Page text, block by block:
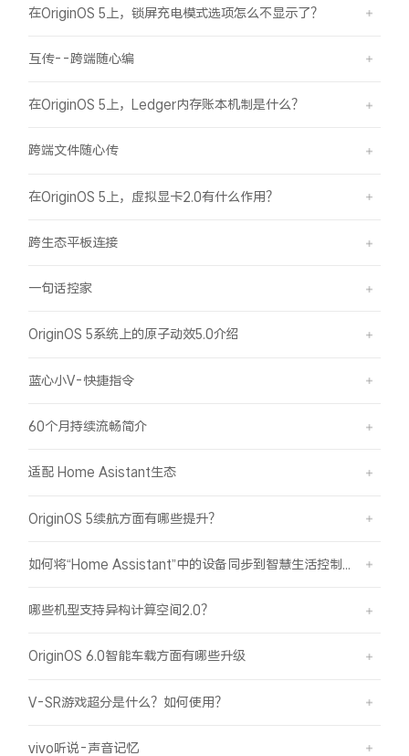
在OriginOS 5上，锁屏充电模式选项怎么不显示了？
互传--跨端随心编
在OriginOS 5上，Ledger内存账本机制是什么？
跨端文件随心传
在OriginOS 5上，虚拟显卡2.0有什么作用？
跨生态平板连接
一句话控家
OriginOS 5系统上的原子动效5.0介绍
蓝心小V-快捷指令
60个月持续流畅简介
适配 Home Asistant生态
OriginOS 5续航方面有哪些提升？
哪些机型支持异构计算空间2.0？
OriginOS 6.0智能车载方面有哪些升级
V-SR游戏超分是什么？如何使用？
vivo听说-声音记忆